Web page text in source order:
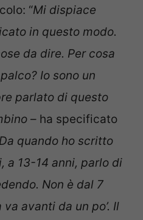
“Mi dispiace
in questo modo.
da dire. Per cosa
Io sono un
parlato di questo
– ha specificato
Da quando ho scritto
a 13-14 anni, parlo di
Non è dal 7
avanti da un po’. Il